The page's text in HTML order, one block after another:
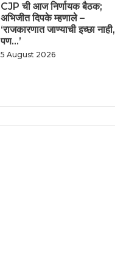
CJP ची आज निर्णायक बैठक;
अभिजीत दिपके म्हणाले –
‘राजकारणात जाण्याची इच्छा नाही,
पण…’
5 August 2026